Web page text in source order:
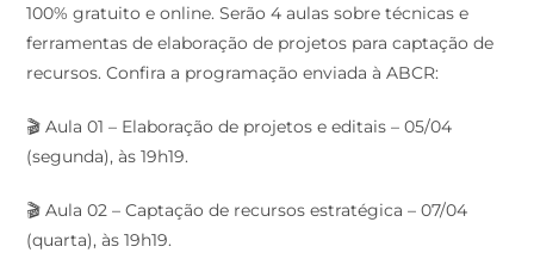
100% gratuito e online. Serão 4 aulas sobre técnicas e
ferramentas de elaboração de projetos para captação de
recursos. Confira a programação enviada à ABCR:
🎬 Aula 01 – Elaboração de projetos e editais – 05/04
(segunda), às 19h19.
🎬 Aula 02 – Captação de recursos estratégica – 07/04
(quarta), às 19h19.